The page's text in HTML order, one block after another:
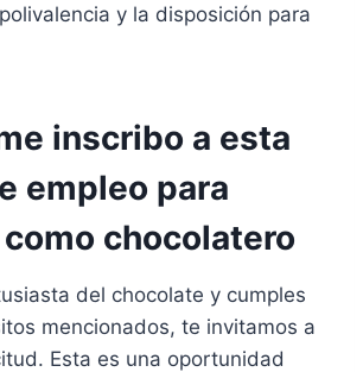
y la disposición para
inscribo a esta
empleo para
chocolatero
del chocolate y cumples
mencionados, te invitamos a
Esta es una oportunidad